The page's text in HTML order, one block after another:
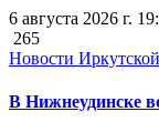
6 августа 2026 г.
265
Новости
В Нижнеудинске